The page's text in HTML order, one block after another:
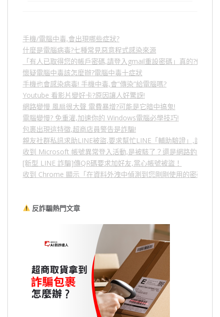
手機/電腦中毒,會出現哪些症狀?
什麼是電腦病毒?七種常見惡意程式感染來源
「有人已取得您的帳戶密碼,請登入gmail重設密碼」真的?假的?5
懷疑電腦中毒該怎麼辦?電腦中毒十症狀
手機也會感染病毒! 手機中毒,會”傳染”給電腦嗎?
Youtube 看影片變好卡?原因讓人好驚訝!
網路變慢 風扇很大聲 電費暴增?可能是它暗中搞鬼!
電腦變慢? 免重灌,加速你的 Windows電腦必學技巧!
包裹出現這特徵,超商店員警告是詐騙!
親友社群私訊求助LINE被盜,要求幫忙LINE「輔助驗證」,詐騙
收到 Microsoft 帳號異常登入活動,是被駭了？還是網路釣魚？
[新型 LINE 詐騙]傳QR碼要求加好友,當心帳號被盜！
收到 Chrome 顯示「在資料外洩中偵測到您剛剛使用的密碼」
反詐騙熱門文章